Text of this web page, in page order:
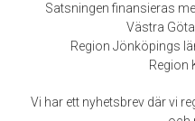
Satsningen finansieras
Västra
Region Jönköpings
Region
Vi har ett nyhetsbrev där vi